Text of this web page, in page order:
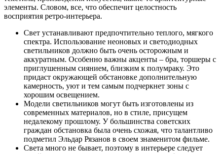
элементы. Словом, все, что обеспечит целостность
восприятия ретро-интерьера.
Свет устанавливают предпочтительно теплого, мягкого
спектра. Использование неоновых и светодиодных
светильников должно быть очень осторожным и
аккуратным. Особенно важны акценты – бра, торшеры с
приглушенным сиянием, близким к полумраку. Это
придаст окружающей обстановке дополнительную
камерность, уют и тем самым подчеркнет зоны с
хорошим освещением.
Модели светильников могут быть изготовлены из
современных материалов, но в стиле, присущем
недалекому прошлому. У большинства советских
граждан обстановка была очень схожая, что талантливо
подметил Эльдар Рязанов в своем знаменитом фильме.
Света много не бывает, поэтому в интерьере следует